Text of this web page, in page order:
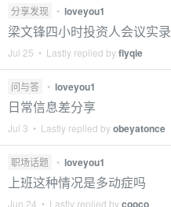
分享发现 • loveyou1
梁文锋四小时投资人会议实录
Jul 25 • Lastly replied byflyqie
问与答 • loveyou1
日常信息差分享
Jul 3 • Lastly replied byobeyatonce
职场话题 • loveyou1
上班这种情况是多动症吗
Jun 24 • Lastly replied bycooco